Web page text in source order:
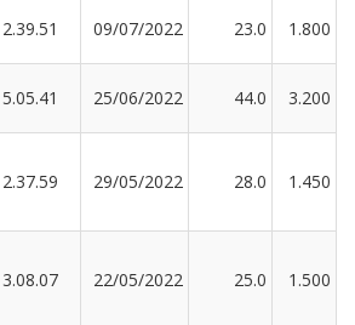
2.39.51 09/07/2022 23.0 1.800
5.05.41 25/06/2022 44.0 3.200
2.37.59 29/05/2022 28.0 1.450
3.08.07 22/05/2022 25.0 1.500